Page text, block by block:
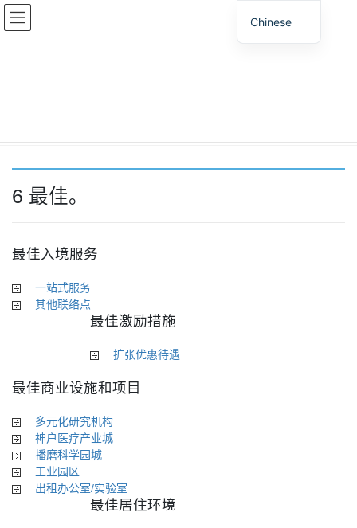
跳
至
跳
至
6 最佳。
最佳入境服务
一站式服务
其他联络点
最佳激励措施
扩张优惠待遇
最佳商业设施和项目
多元化研究机构
神户医疗产业城
播磨科学园城
工业园区
出租办公室/实验室
最佳居住环境
Chinese